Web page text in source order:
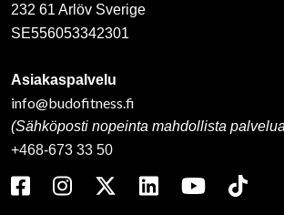
232 61 Arlöv Sverige
SE556053342301
Asiakaspalvelu
info@budofitness.fi
(Sähköposti nopeinta mahdollista
+468-673 33 50